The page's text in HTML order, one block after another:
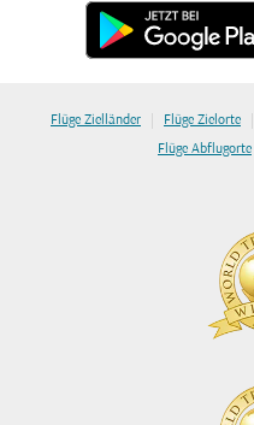
Flüge Zielländer | Flüge Zielorte |
Flüge Abflugorte